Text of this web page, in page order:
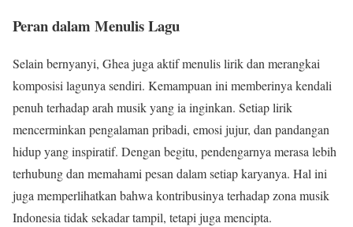
Peran dalam Menulis Lagu
Selain bernyanyi, Ghea juga aktif menulis lirik dan merangkai
komposisi lagunya sendiri. Kemampuan ini memberinya kendali
penuh terhadap arah musik yang ia inginkan. Setiap lirik
mencerminkan pengalaman pribadi, emosi jujur, dan pandangan
hidup yang inspiratif. Dengan begitu, pendengarnya merasa lebih
terhubung dan memahami pesan dalam setiap karyanya. Hal ini
juga memperlihatkan bahwa kontribusinya terhadap zona musik
Indonesia tidak sekadar tampil, tetapi juga mencipta.